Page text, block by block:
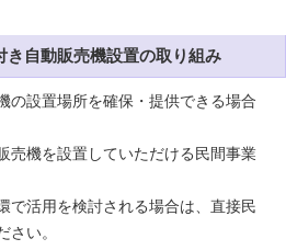
き自動販売機設置の取り組み
の設置場所を確保・提供できる場合
売機を設置していただける民間事業
で活用を検討される場合は、直接民
さい。